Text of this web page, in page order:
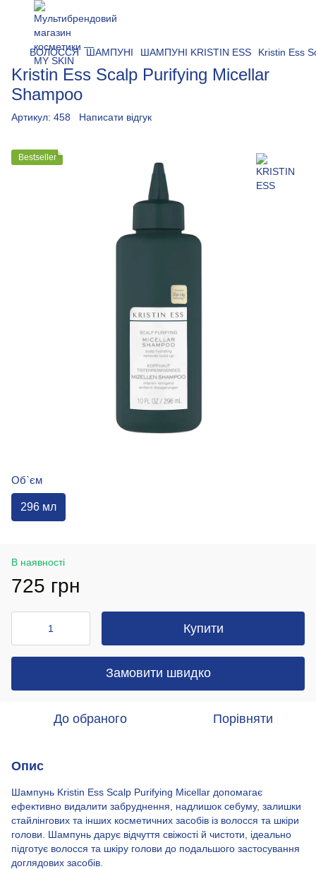
ВОЛОССЯ ШАМПУНІ ШАМПУНІ KRISTIN ESS Kristin Ess
Kristin Ess Scalp Purifying Micellar
Shampoo
Артикул: 458 Написати відгук
Bestseller
Об`єм
296 мл
В наявності
725 грн
Купити
Замовити швидко
До обраного Порівняти
Опис
Шампунь Kristin Ess Scalp Purifying Micellar допомагає
ефективно видалити забруднення, надлишок себуму, залишки
стайлінгових та інших косметичних засобів із волосся та шкіри
голови. Шампунь дарує відчуття свіжості й чистоти, ідеально
підготує волосся та шкіру голови до подальшого застосування
доглядових засобів.